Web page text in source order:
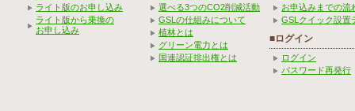
ライト版のお申し込み
ライト版から乗換の
お申し込み
選べる3つのCO2削減活動
GSLの仕組みについて
植林とは
グリーン電力とは
国連認証排出権とは
お申込みまでの流
GSLクイック設置
■ログイン
ログイン
パスワード再発行